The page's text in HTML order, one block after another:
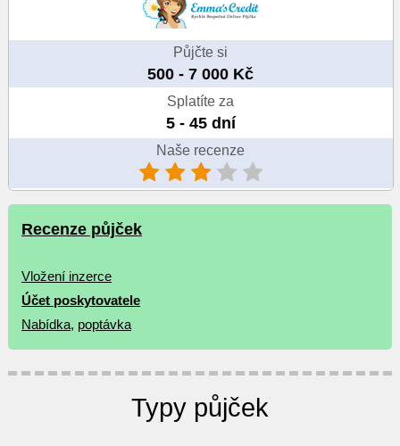
Půjčte si
500 - 7 000 Kč
Splatíte za
5 - 45 dní
Naše recenze
Recenze půjček
Vložení inzerce
Účet poskytovatele
Nabídka, poptávka
Typy půjček